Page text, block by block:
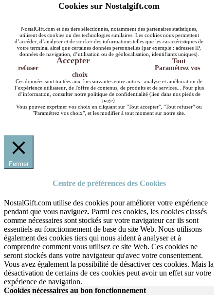
Cookies sur Nostalgift.com
NostalGift.com et des tiers sélectionnés, notamment des partenaires statistiques,
utilisent des cookies ou des technologies similaires. Les cookies nous permettent
d’accéder, d’analyser et de stocker des informations telles que les caractéristiques de
votre terminal ainsi que certaines données personnelles (par exemple : adresses IP,
données de navigation, d’utilisation ou de géolocalisation, identifiants uniques).
Accepter
Tout
refuser
Paramétrez vos
choix
Ces données sont traitées aux fins suivantes entre autres : analyse et amélioration de
l’expérience utilisateur, de l'offre de contenus, de produits et de services... Pour plus
d’information, consulter notre politique de confidentialité (lien dans nos pieds de
page).
Vous pouvez exprimer vos choix en cliquant sur "Tout accepter", "Tout refuser" ou
"Paramétrez vos choix", et les modifier à tout moment sur notre site.
Fermer
Centre de préférences des Cookies
NostalGift.com utilise des cookies pour améliorer votre expérience
pendant que vous naviguez. Parmi ces cookies, les cookies classés
comme nécessaires sont stockés sur votre navigateur car ils sont
essentiels au fonctionnement de base du site Web. Nous utilisons
également des cookies tiers qui nous aident à analyser et à
comprendre comment vous utilisez ce site Web. Ces cookies ne
seront stockés dans votre navigateur qu'avec votre consentement.
Vous avez également la possibilité de désactiver ces cookies. Mais la
désactivation de certains de ces cookies peut avoir un effet sur votre
expérience de navigation.
Cookies nécessaires au bon fonctionnement